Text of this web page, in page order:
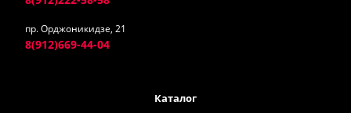
пр. Орджоникидзе, 21
8(912)669-44-04
Каталог